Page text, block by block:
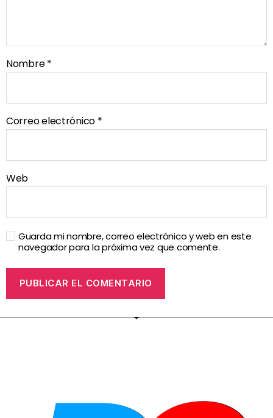
Nombre*
Correo electrónico *
Web
Guarda mi nombre, correo electrónico y web en este
navegador para la próxima vez que comente.